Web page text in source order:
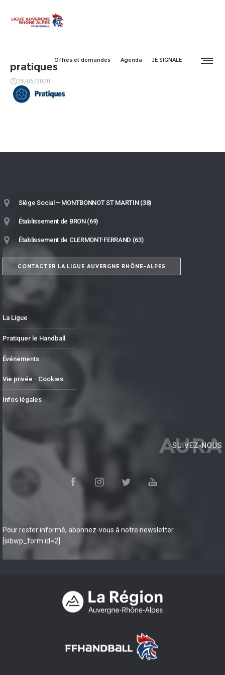
Offres et demandes Agenda JE SIGNALE
pratiques
25/06/2020
Siège Social – MONTBONNOT ST MARTIN (38)
Établissement de BRON (69)
Établissement de CLERMONT-FERRAND (63)
CONTACTER LA LIGUE AUVERGNE RHÔNE-ALPES
La Ligue
Pratiquer le Handball
Événements
Vie privée - Cookies
Infos légales
AURA
SUIVEZ-NOUS
Pour rester informé, abonnez-vous à notre newsletter
[sibwp_form id=2]